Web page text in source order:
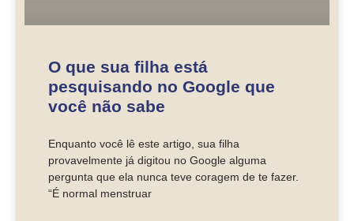
O que sua filha está
pesquisando no Google que
você não sabe
Enquanto você lê este artigo, sua filha
provavelmente já digitou no Google alguma
pergunta que ela nunca teve coragem de te fazer.
“É normal menstruar